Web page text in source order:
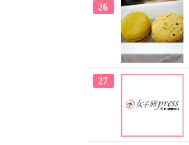
26
27